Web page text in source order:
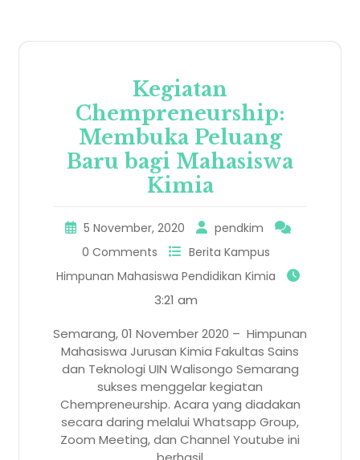
Kegiatan
Chempreneurship:
Membuka Peluang
Baru bagi Mahasiswa
Kimia
5 November, 2020
pendkim
0 Comments
Berita Kampus
Himpunan Mahasiswa Pendidikan Kimia
3:21 am
Semarang, 01 November 2020 – Himpunan
Mahasiswa Jurusan Kimia Fakultas Sains
dan Teknologi UIN Walisongo Semarang
sukses menggelar kegiatan
Chempreneurship. Acara yang diadakan
secara daring melalui Whatsapp Group,
Zoom Meeting, dan Channel Youtube ini